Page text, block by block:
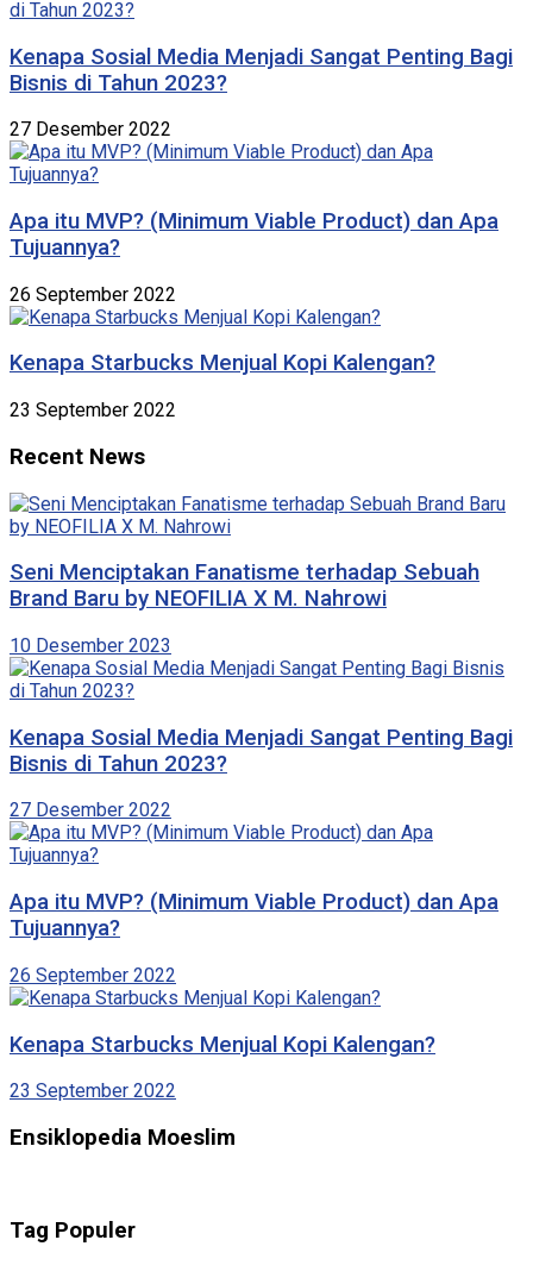
Kenapa Sosial Media Menjadi Sangat Penting Bagi
Bisnis di Tahun 2023?
27 Desember 2022
Apa itu MVP? (Minimum Viable Product) dan Apa
Tujuannya?
26 September 2022
Kenapa Starbucks Menjual Kopi Kalengan?
23 September 2022
Recent News
Seni Menciptakan Fanatisme terhadap Sebuah
Brand Baru by NEOFILIA X M. Nahrowi
10 Desember 2023
Kenapa Sosial Media Menjadi Sangat Penting Bagi
Bisnis di Tahun 2023?
27 Desember 2022
Apa itu MVP? (Minimum Viable Product) dan Apa
Tujuannya?
26 September 2022
Kenapa Starbucks Menjual Kopi Kalengan?
23 September 2022
Ensiklopedia Moeslim
Tag Populer